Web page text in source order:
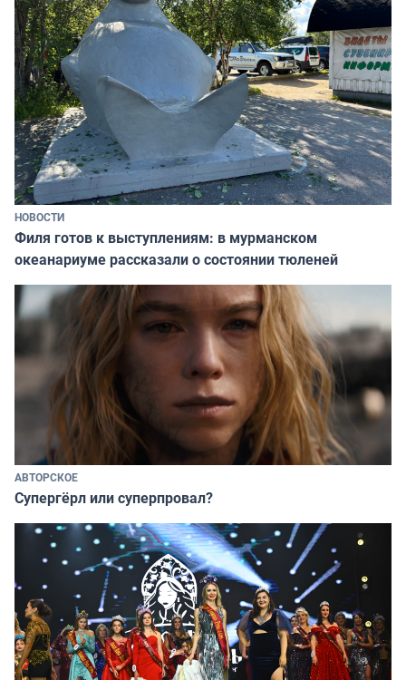
НОВОСТИ
Филя готов к выступлениям: в мурманском
океанариуме рассказали о состоянии тюленей
АВТОРСКОЕ
Супергёрл или суперпровал?